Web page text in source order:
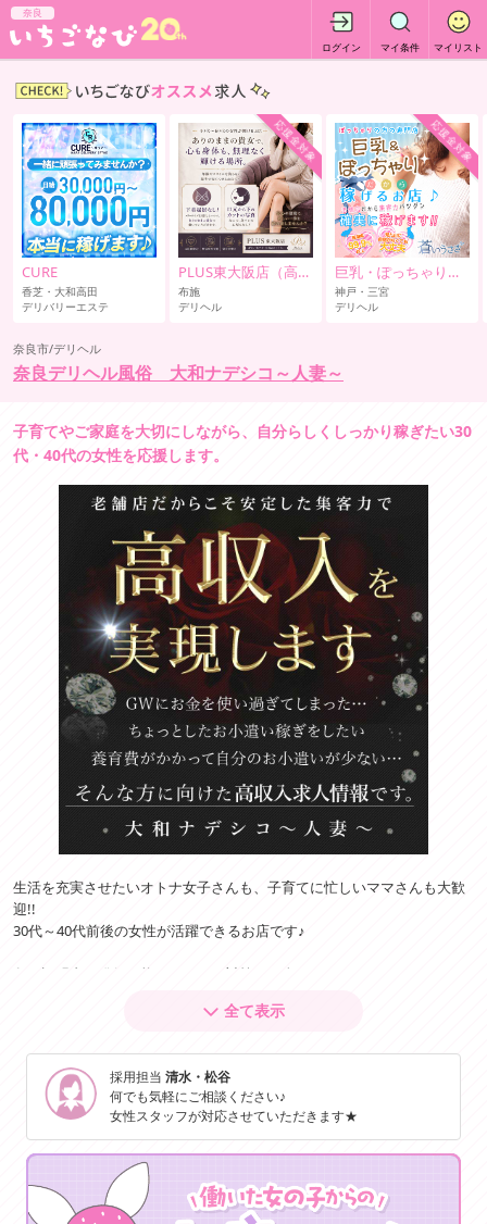
奈良
ログイン マイ条件 マイリスト
CURE
香芝・大和高田
デリバリーエステ
応援金対象
PLUS東大阪店（高井田・長田）
布施
デリヘル
応援金対象
巨乳・ぽっちゃり専
神戸・三宮
デリヘル
奈良市/デリヘル
奈良デリヘル風俗 大和ナデシコ～人妻～
子育てやご家庭を大切にしながら、自分らしくしっかり稼ぎたい30
代・40代の女性を応援します。
生活を充実させたいオトナ女子さんも、子育てに忙しいママさんも大歓
迎!!
30代～40代前後の女性が活躍できるお店です♪
各種証明書も発行可能でアリバイ対策も万全です(*'ω'*)
講習用のDVDを見ていただき、分からない事があれば女性スタッフが優
しくサポートしてくれます♪
専用駐車場があるのでマイカー通勤や車待機もOKです✿ご希望の方は自
あなたが働きやすくなるためにご希望をぜひご相談ください。
全て表示
採用担当清水・松谷
何でも気軽にご相談ください♪
女性スタッフが対応させていただきます★